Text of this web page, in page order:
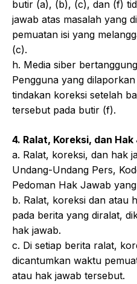
butir (a), (b), (c), dan (f)
jawab atas masalah yang
pemuatan isi yang
(c).
h. Media siber
Pengguna yang
tindakan koreksi setelah
tersebut pada butir (f).
4. Ralat, Koreksi, dan
a. Ralat, koreksi, dan hak
Undang-Undang Pers,
Pedoman Hak Jawab
b. Ralat, koreksi dan atau
pada berita yang diralat,
hak jawab.
c. Di setiap berita ralat,
dicantumkan waktu
atau hak jawab tersebut.